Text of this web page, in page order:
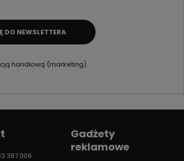
handlową (marketing).
DO NEWSLETTERA
367 006
Gadżety
reklamowe